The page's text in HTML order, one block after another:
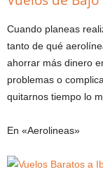
Cuando planeas
tanto de qué
ahorrar más dinero
problemas o
quitarnos tiempo lo
En «Aerolineas»